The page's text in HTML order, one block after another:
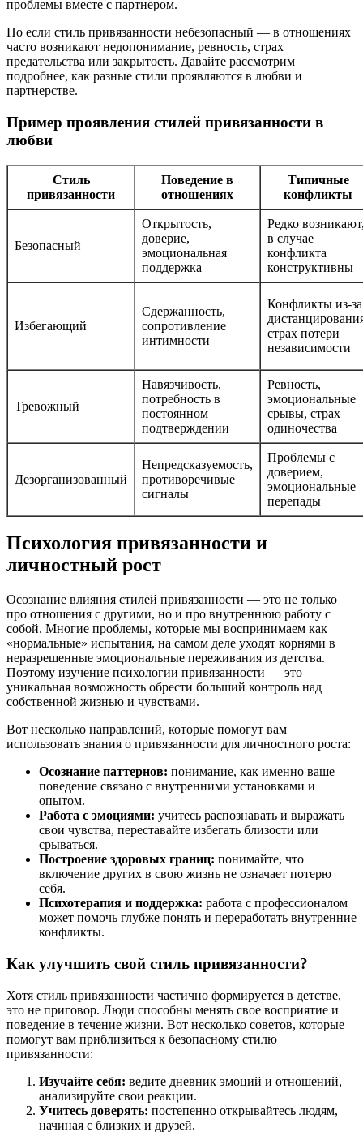
проблемы вместе с партнером.
Но если стиль привязанности небезопасный — в отношениях
часто возникают недопонимание, ревность, страх
предательства или закрытость. Давайте рассмотрим
подробнее, как разные стили проявляются в любви и
партнерстве.
Пример проявления стилей привязанности в
любви
Стиль
привязанности
Поведение в
отношениях
Типичные
конфликты
Безопасный
Открытость,
доверие,
эмоциональная
поддержка
Редко
в случае
конфликта
конструктивны
Избегающий
Сдержанность,
сопротивление
интимности
Конфликты из-за
страх потери
независимости
Тревожный
Навязчивость,
потребность в
постоянном
подтверждении
Ревность,
эмоциональные
срывы, страх
одиночества
Дезорганизованный
Непредсказуемость,
противоречивые
сигналы
Проблемы с
доверием,
эмоциональные
перепады
Психология привязанности и
личностный рост
Осознание влияния стилей привязанности — это не только
про отношения с другими, но и про внутреннюю работу с
собой. Многие проблемы, которые мы воспринимаем как
«нормальные» испытания, на самом деле уходят корнями в
неразрешенные эмоциональные переживания из детства.
Поэтому изучение психологии привязанности — это
уникальная возможность обрести больший контроль над
собственной жизнью и чувствами.
Вот несколько направлений, которые помогут вам
использовать знания о привязанности для личностного роста:
Осознание паттернов: понимание, как именно ваше
поведение связано с внутренними установками и
опытом.
Работа с эмоциями: учитесь распознавать и выражать
свои чувства, переставайте избегать близости или
срываться.
Построение здоровых границ: понимайте, что
включение других в свою жизнь не означает потерю
себя.
Психотерапия и поддержка: работа с профессионалом
может помочь глубже понять и переработать внутренние
конфликты.
Как улучшить свой стиль привязанности?
Хотя стиль привязанности частично формируется в детстве,
это не приговор. Люди способны менять свое восприятие и
поведение в течение жизни. Вот несколько советов, которые
помогут вам приблизиться к безопасному стилю
привязанности:
Изучайте себя: ведите дневник эмоций и отношений,
анализируйте свои реакции.
Учитесь доверять: постепенно открывайтесь людям,
начиная с близких и друзей.